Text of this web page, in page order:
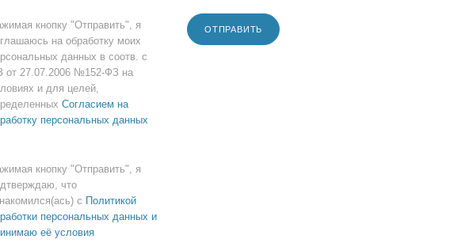
кнопку "Отправить", я
на обработку моих
данных в соотв. с
от 27.07.2006 №152-ФЗ на
и для целей,
Согласием на
персональных данных
кнопку "Отправить", я
что
с Политикой
персональных данных и
её условия
ОТПРАВИТЬ